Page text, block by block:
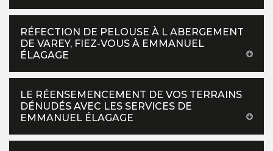
RÉFECTION DE PELOUSE À L ABERGEMENT
DE VAREY, FIEZ-VOUS À EMMANUEL
ÉLAGAGE
LE RÉENSEMENCEMENT DE VOS TERRAINS
DÉNUDÉS AVEC LES SERVICES DE
EMMANUEL ÉLAGAGE